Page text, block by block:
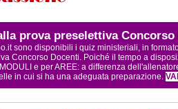
prova preselettiva
sono disponibili i quiz ministeriali, in
Concorso Docenti. Poiché il tempo a
e per AREE: a differenza
in cui si ha una adeguata preparazione.